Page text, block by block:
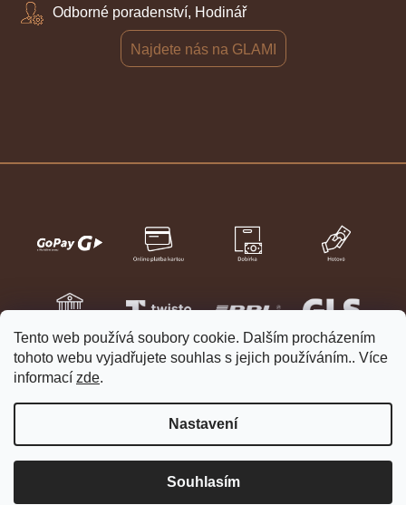
Tento web používá soubory cookie. Dalším procházením
tohoto webu vyjadřujete souhlas s jejich používáním.. Více
informací zde.
Nastavení
Souhlasím
Odborné poradenství, Hodinář
Najdete nás na GLAMI
Vytvořil Shoptet
HELVETIA hodinky a šperky